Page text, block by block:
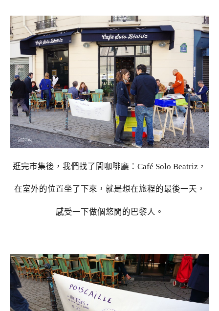
逛完市集後，我們找了間咖啡廳：Café Solo Beatriz，
在室外的位置坐了下來，就是想在旅程的最後一天，
感受一下做個悠閒的巴黎人。